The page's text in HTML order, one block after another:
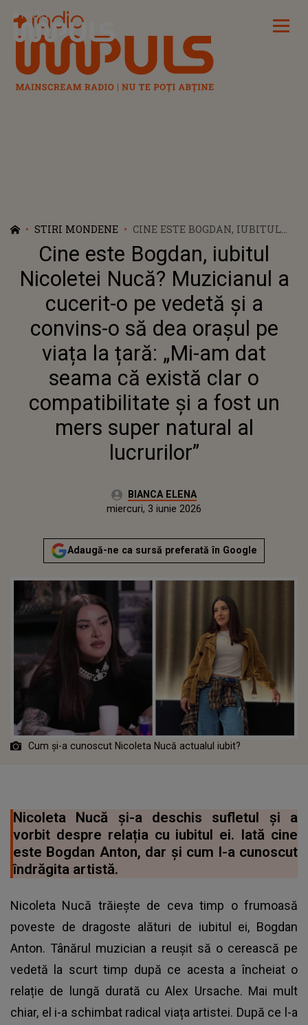
Radio Impuls
STIRI MONDENE
CINE ESTE BOGDAN, IUBITUL
NICOLETEI NUCĂ? MUZICIANUL
A CUCERIT-O PE VEDETĂ ȘI A
CONVINS-O SĂ DEA ORAȘUL PE
VIAȚA LA ȚARĂ: „MI-AM DAT
SEAMA CĂ EXISTĂ CLAR O
COMPATIBILITATE ȘI A FOST UN
MERS SUPER NATURAL AL
LUCRURILOR”
Cine este Bogdan, iubitul
Nicoletei Nucă? Muzicianul a
cucerit-o pe vedetă și a
convins-o să dea orașul pe
viața la țară: „Mi-am dat
seama că există clar o
compatibilitate și a fost un
mers super natural al
lucrurilor”
Autor:BIANCA ELENA
Actualizat:
miercuri, 3 iunie 2026
Adaugă-ne ca sursă preferată în Google
Cum și-a cunoscut Nicoleta Nucă actualul iubit?
Nicoleta Nucă și-a deschis sufletul și a
vorbit despre relația cu iubitul ei. Iată cine
este Bogdan Anton, dar și cum l-a cunoscut
îndrăgita artistă.
Nicoleta Nucă trăiește de ceva timp o frumoasă
poveste de dragoste alături de iubitul ei, Bogdan
Anton. Tânărul muzician a reușit să o cerească pe
vedetă la scurt timp după ce acesta a încheiat o
relație de lungă durată cu Alex Ursache. Mai mult
chiar, el i-a schimbat radical viața artistei. După ce l-a